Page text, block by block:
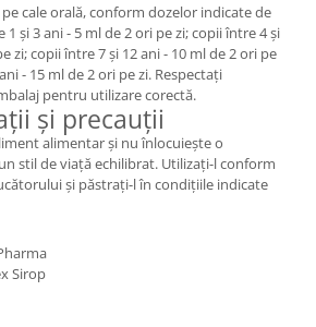
cale orală, conform dozelor indicate de
și 3 ani - 5 ml de 2 ori pe zi; copii între 4 și
zi; copii între 7 și 12 ani - 10 ml de 2 ori pe
- 15 ml de 2 ori pe zi. Respectați
pentru utilizare corectă.
și precauții
alimentar și nu înlocuiește o
stil de viață echilibrat. Utilizați-l conform
și păstrați-l în condițiile indicate
Sirop